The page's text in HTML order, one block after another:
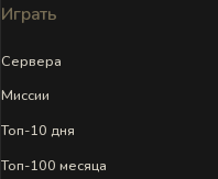
Играть
Сервера
Миссии
Топ-10 дня
Топ-100 месяца